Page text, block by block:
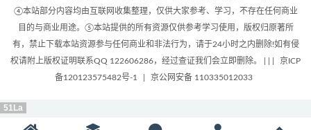
④本站部分内容均由互联网收集整理，仅供大家参考、学习，不存在任何商业
目的与商业用途。⑤本站提供的所有资源仅供参考学习使用，版权归原著所
有，禁止下载本站资源参与任何商业和非法行为，请于24小时之内删除!如有侵
权请附上版权证明联系QQ 122606286，经过查证我们会立即删除。 | |
京ICP
备120123575482号-1
京公网安备 110335012033
51La